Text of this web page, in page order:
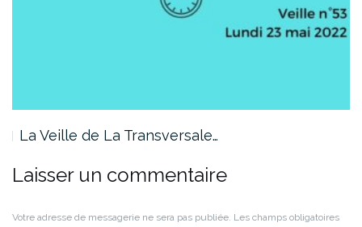
La Veille de La Transversale…
Laisser un commentaire
Votre adresse de messagerie ne sera pas publiée. Les champs obligatoires